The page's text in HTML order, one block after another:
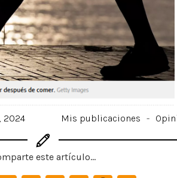
2024 Mis publicaciones -
este artículo...